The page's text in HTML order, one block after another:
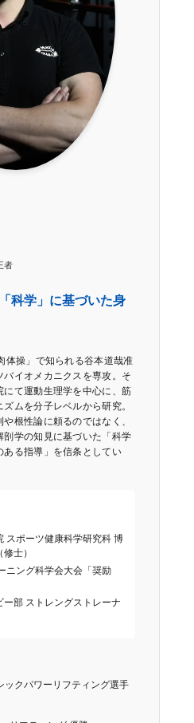
者
科学」に基づいた身
体操」で知られる谷本道哉准
イオメカニクスを専攻。そ
て運動生理学を中心に、筋
ムを分子レベルから研究。
根性論に頼るのではなく、
学の知見に基づいた「科学
る指導」を信条としてい
スポーツ健康科学研究科 博
士）
ニング科学会大会「奨励
ー部 ストレングストレーナ
ックパワーリフティング選手